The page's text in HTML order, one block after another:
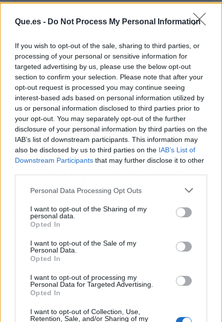
Que.es - Do Not Process My Personal Information
If you wish to opt-out of the sale, sharing to third parties, or
processing of your personal or sensitive information for
targeted advertising by us, please use the below opt-out
section to confirm your selection. Please note that after your
opt-out request is processed you may continue seeing
interest-based ads based on personal information utilized by
us or personal information disclosed to third parties prior to
your opt-out. You may separately opt-out of the further
disclosure of your personal information by third parties on the
IAB’s list of downstream participants. This information may
also be disclosed by us to third parties on the IAB’s List of
Downstream Participants that may further disclose it to other
Personal Data Processing Opt Outs
I want to opt-out of the Sharing of my
personal data.
Opted In
I want to opt-out of the Sale of my
Personal Data.
Opted In
I want to opt-out of processing my
Personal Data for Targeted Advertising.
Opted In
I want to opt-out of Collection, Use,
Retention, Sale, and/or Sharing of my
resistir este proceso de abandono en los
pueblos pequeños. Algunas de estas entidades
incluso están abriendo locales en las grandes
ciudades para diferenciarse del resto
apostando por el trato personal. Saben que
todavía hay muchagenteque demanda entrar
en un sitio donde le llamen por su nombre y le
solucionen las dudas cara a cara.
NI CORREOS NI LOS CAJEROS
MAYORES EN EL MUNDO RURAL
Mientras tantolos grandes bancos siguen
eliminando personal y sustituyendo el
servicio presencial por máquinas
frías y difíciles de manejar para quien nunca ha
usadotecnología
En Españatener una cuenta en el banco es
obligatorio para casi todo tipo de gestiones con
la administración pública. De hecho, la misma